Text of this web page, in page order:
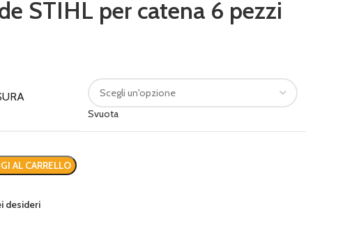
STIHL per catena 6 pezzi
Svuota
AL CARRELLO
desideri